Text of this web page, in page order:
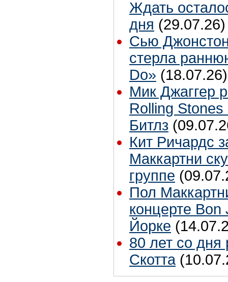
Ждать
дня (29.07.26)
Сью
стерла
Do» (18.07.26)
Мик Джаггер
Rolling Stones
Битлз
Кит Ричардс
Маккартни
группе
Пол
концерте
Йорке
80 лет со
Скотта